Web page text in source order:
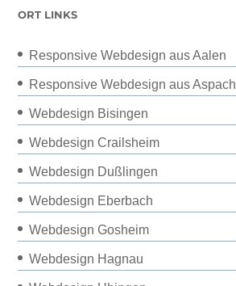
ORT LINKS
Responsive Webdesign aus Aalen
Responsive Webdesign aus Aspach
Webdesign Bisingen
Webdesign Crailsheim
Webdesign Dußlingen
Webdesign Eberbach
Webdesign Gosheim
Webdesign Hagnau